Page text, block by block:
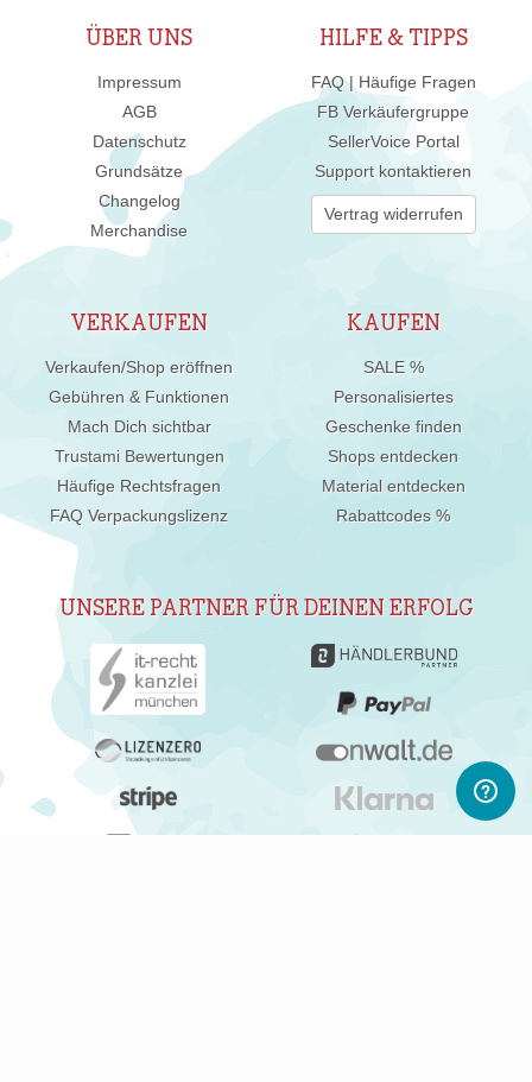
ÜBER UNS
Impressum
AGB
Datenschutz
Grundsätze
Changelog
Merchandise
HILFE & TIPPS
FAQ | Häufige Fragen
FB Verkäufergruppe
SellerVoice Portal
Support kontaktieren
Vertrag widerrufen
VERKAUFEN
Verkaufen/Shop eröffnen
Gebühren & Funktionen
Mach Dich sichtbar
Trustami Bewertungen
Häufige Rechtsfragen
FAQ Verpackungslizenz
KAUFEN
SALE %
Personalisiertes
Geschenke finden
Shops entdecken
Material entdecken
Rabattcodes %
UNSERE PARTNER FÜR DEINEN ERFOLG